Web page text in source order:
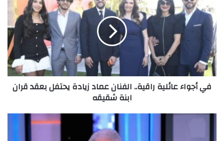
عائلية
راقية..
الفنان
عماد
زيادة
يحتفل
بعقد
قران
في أجواء عائلية راقية.. الفنان عماد زيادة يحتفل بعقد قران
ابنة شقيقه
البيت